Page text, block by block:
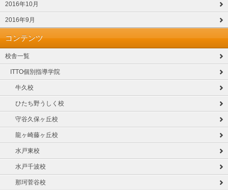
2016年10月
2016年9月
コンテンツ
校舎一覧
ITTO個別指導学院
牛久校
ひたち野うしく校
守谷久保ヶ丘校
龍ヶ崎藤ヶ丘校
水戸東校
水戸千波校
那珂菅谷校